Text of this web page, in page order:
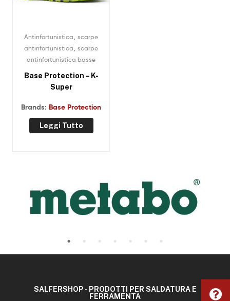
Antinfortunistica scarpe
antinfortunistica scarpe
antinfortunistica basse
Base Protection – K-
Super
Brands: Base Protection
Leggi Tutto
SALFERSHOP - PRODOTTI PER SALDATURA E
FERRAMENTA